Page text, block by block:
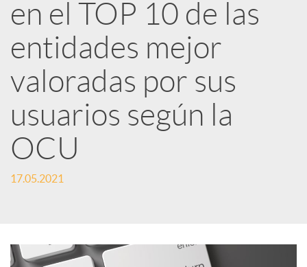
l
i
c
a
o
en el TOP 10 de las
entidades mejor
valoradas por sus
usuarios según la
OCU
17.05.2021